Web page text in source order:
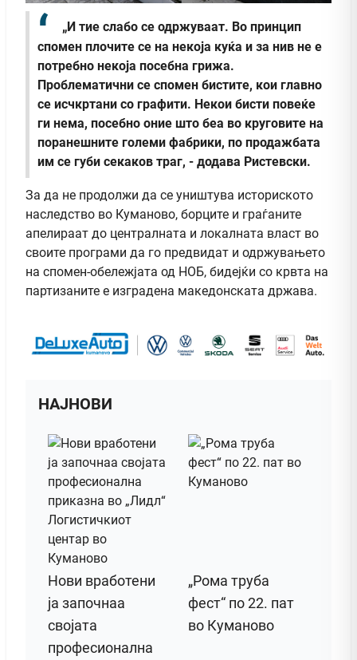
„И тие слабо се одржуваат. Во принцип
спомен плочите се на некоја куќа и за нив не е
потребно некоја посебна грижа.
Проблематични се спомен бистите, кои главно
се исчкртани со графити. Некои бисти повеќе
ги нема, посебно оние што беа во круговите на
поранешните големи фабрики, по продажбата
им се губи секаков траг, - додава Ристевски.
За да не продолжи да се уништува историското
наследство во Куманово, борците и граѓаните
апелираат до централната и локалната власт во
своите програми да го предвидат и одржувањето
на спомен-обележјата од НОБ, бидејќи со крвта на
партизаните е изградена македонската држава.
НАЈНОВИ
Нови вработени
ја започнаа
својата
професионална
„Рома труба
фест“ по 22. пат
во Куманово